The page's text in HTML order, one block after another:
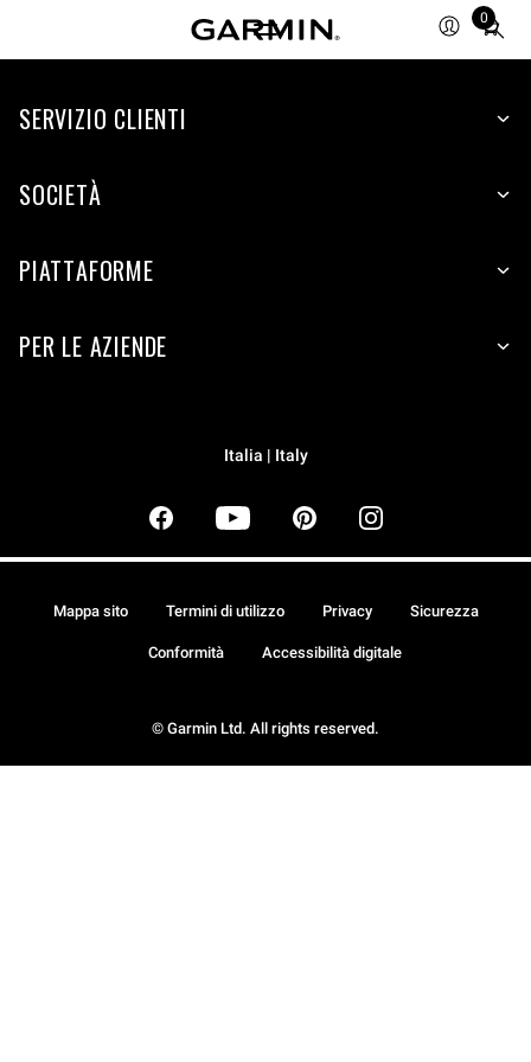
0
Total
items
cart:
SERVIZIO CLIENTI
SOCIETÀ
PIATTAFORME
PER LE AZIENDE
Italia | Italy
© Garmin Ltd. All rights reserved.
Mappa sito Termini di utilizzo Privacy Sicurezza
Conformità Accessibilità digitale